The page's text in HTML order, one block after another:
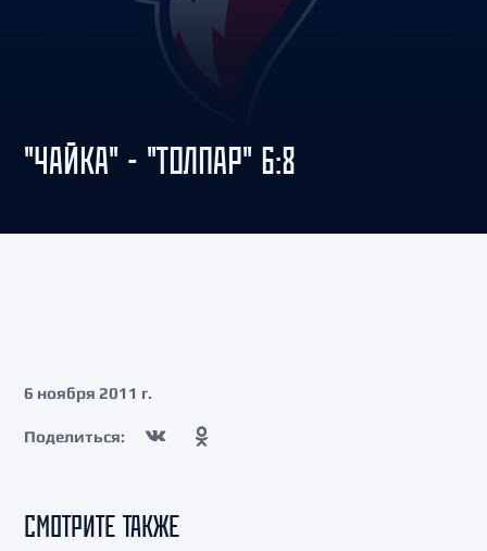
"ЧАЙКА" - "ТОЛПАР" 6:8
6 ноября 2011 г.
Поделиться:
СМОТРИТЕ ТАКЖЕ